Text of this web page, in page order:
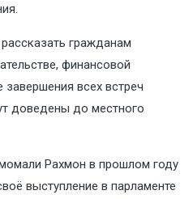
гражданам
финансовой
всех встреч
доведены до местного
Рахмон в прошлом году
выступление в парламенте